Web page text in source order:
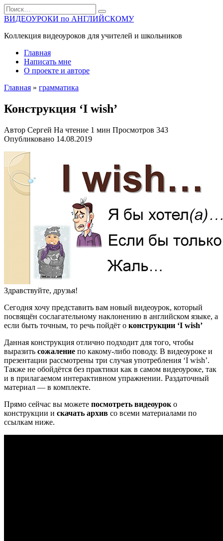
Перейти
к
содержанию
Search
for:
ВИДЕОУРОКИ по АНГЛИЙСКОМУ
Коллекция видеоуроков для учителей и школьников
Главная
Написать мне
О проекте и авторе
Главная » грамматика
Конструкция ‘I wish’
Автор Сергей На чтение 1 мин Просмотров 343
Опубликовано 14.08.2019
Здравствуйте, друзья!
Сегодня хочу представить вам новый видеоурок, который
посвящён сослагательному наклонению в английском языке, а
если быть точным, то речь пойдёт о конструкции ‘I wish’
Данная конструкция отлично подходит для того, чтобы
выразить сожаление по какому-либо поводу. В видеоуроке и
презентации рассмотрены три случая употребления ‘I wish’.
Также не обойдётся без практики как в самом видеоуроке, так
и в прилагаемом интерактивном упражнении. Раздаточный
материал — в комплекте.
Прямо сейчас вы можете посмотреть видеоурок о
конструкции и скачать архив со всеми материалами по
ссылкам ниже.